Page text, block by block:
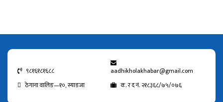
९८१६१८१६८८
aadhikholakhabar@gmail.com
ठेगाना वालिङ—१०, स्याङजा
क. र द नं. २१८३६८/७५/०७६